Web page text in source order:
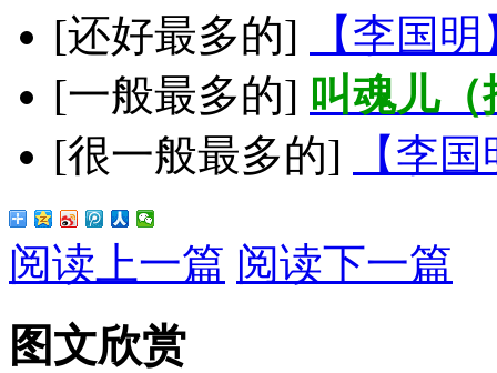
[还好最多的]
【李国
[一般最多的] 叫魂儿
[很一般最多的]
【李
阅读上一篇 阅读下一篇
图文欣赏